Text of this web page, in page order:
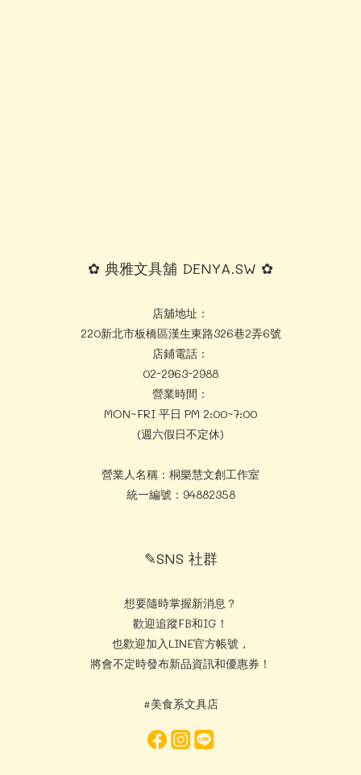
✿ 典雅文具舖 DENYA.SW ✿
店舖地址：
220新北市板橋區漢生東路326巷2弄6號
店鋪電話：
02-2963-2988
營業時間：
MON~FRI 平日 PM 2:00~7:00
(週六假日不定休)
營業人名稱：桐樂慧文創工作室
統一編號：94882358
✎SNS 社群
想要隨時掌握新消息？
歡迎追蹤FB和IG！
也歡迎加入LINE官方帳號，
將會不定時發布新品資訊和優惠券！
#美食系文具店